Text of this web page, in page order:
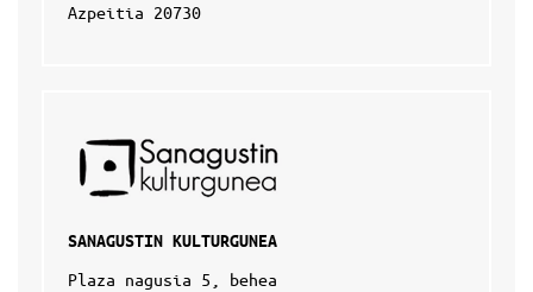
Azpeitia 20730
SANAGUSTIN KULTURGUNEA
Plaza nagusia 5, behea